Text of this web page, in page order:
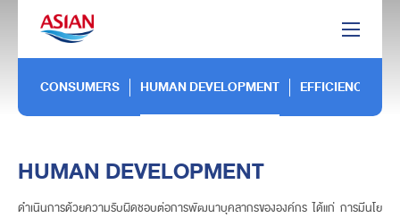
CONSUMERS HUMAN DEVELOPMENT EFFICIENCY
HUMAN DEVELOPMENT
ดำเนินการด้วยความรับผิดชอบต่อการพัฒนาบุคลากรขององค์กร ได้แก่ การมีนโย